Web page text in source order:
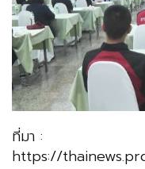
ที่มา :
https://